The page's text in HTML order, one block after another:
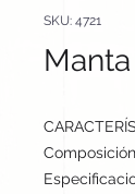
SKU: 4721
Composición